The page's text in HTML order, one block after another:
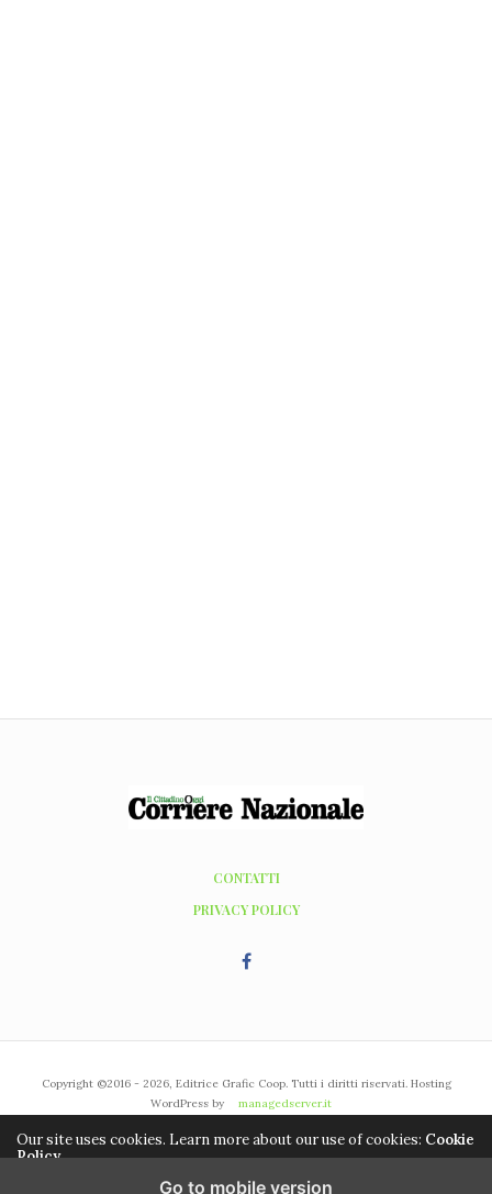
CONTATTI
PRIVACY POLICY
Copyright ©2016 - 2026, Editrice Grafic Coop. Tutti i diritti riservati. Hosting
WordPress by
managedserver.it
Our site uses cookies. Learn more about our use of cookies: Cookie
Policy
ACCEPT
Go to mobile version